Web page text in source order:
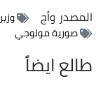
المصدروأج
صورية مولوجي
طالع ايضاً